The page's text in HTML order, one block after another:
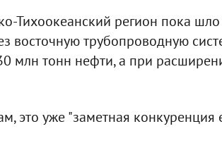
Тихоокеанский регион пока
восточную трубопроводную
млн тонн нефти, а при
это уже "заметная